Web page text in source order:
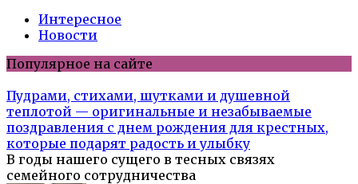
Интересное
Новости
Популярное на сайте
Пудрами, стихами, шутками и душевной
теплотой — оригинальные и незабываемые
поздравления с днем рождения для крестных,
которые подарят радость и улыбку
В годы нашего сущего в тесных связях
семейного сотрудничества